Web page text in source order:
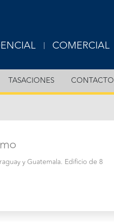
COMERCIAL
EXCLUSIVE
OFICINAS
LOCALES
TASACIONES CONTACTO
y Guatemala. Edificio de 8